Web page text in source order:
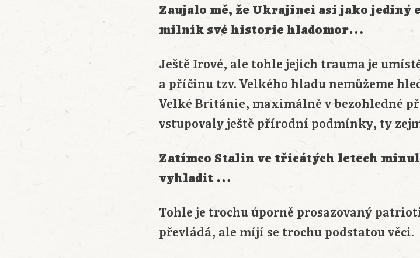
Zaujalo mě, že Ukrajinci asi jako
milník své historie hladomor…
Ještě Irové, ale tohle jejich trauma je
a příčinu tzv. Velkého hladu nemůžeme
Velké Británie, maximálně v bezohledné
vstupovaly ještě přírodní podmínky, ty
Zatímco Stalin ve třicátých letech
vyhladit …
Tohle je trochu úporně prosazovaný
převládá, ale míjí se trochu podstatou věci.